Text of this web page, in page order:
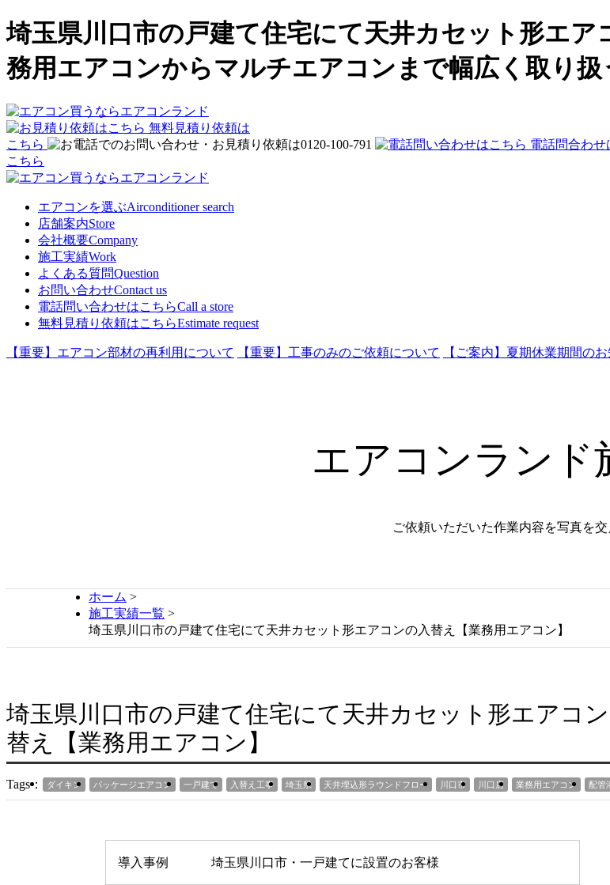
埼玉県川口市の戸建て住宅にて天井カセット形エ
務用エアコンからマルチエアコンまで幅広く取り
無料見積り依頼は
こちら
電話問合わせ
こちら
エアコンを選ぶAirconditioner search
店舗案内Store
会社概要Company
施工実績Work
よくある質問Question
お問い合わせContact us
電話問い合わせはこちらCall a store
無料見積り依頼はこちらEstimate request
【重要】エアコン部材の再利用について 【重要】工事のみのご依頼について 【ご案内】夏期休業期間の
エアコンランド
ご依頼いただいた作業内容を写真を
ホーム >
施工実績一覧 >
埼玉県川口市の戸建て住宅にて天井カセット形エアコンの入替え【業務用エアコン】
埼玉県川口市の戸建て住宅にて天井カセット形エアコ
替え【業務用エアコン】
Tags： ダイキン パッケージエアコン 一戸建て 入替え工事 埼玉県 天井埋込形ラウンドフロー 川口市 川口店 業務用エアコン 配管
導入事例 埼玉県川口市・一戸建てに設置のお客様